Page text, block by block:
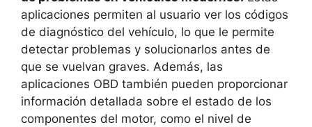
aplicaciones permiten al usuario ver los códigos
de diagnóstico del vehículo, lo que le permite
detectar problemas y solucionarlos antes de
que se vuelvan graves. Además, las
aplicaciones OBD también pueden proporcionar
información detallada sobre el estado de los
componentes del motor, como el nivel de